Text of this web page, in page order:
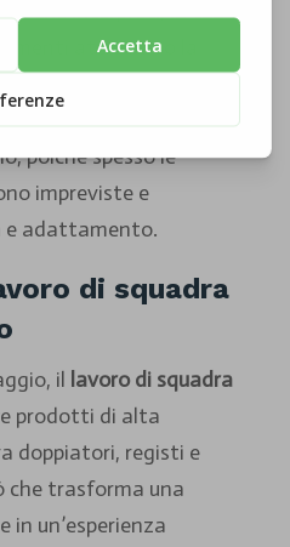
che interpreti; la tua
attraverso la
di
poiché spesso le
impreviste e
e adattamento.
di squadra
il lavoro di squadra
prodotti di alta
doppiatori, registi e
che trasforma una
in un’esperienza